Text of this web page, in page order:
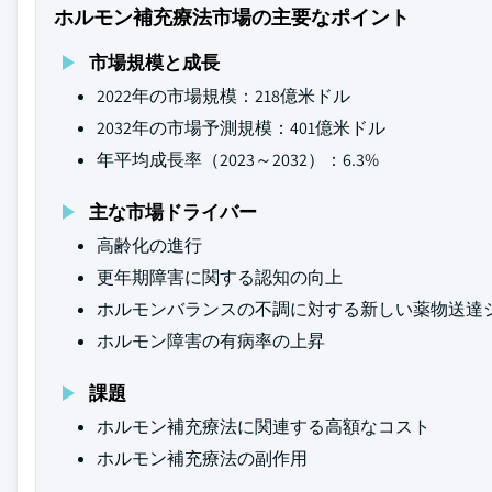
ホルモン補充療法市場の主要なポイント
市場規模と成長
2022年の市場規模：218億米ドル
2032年の市場予測規模：401億米ドル
年平均成長率（2023～2032）：6.3%
主な市場ドライバー
高齢化の進行
更年期障害に関する認知の向上
ホルモンバランスの不調に対する新しい薬物送達
ホルモン障害の有病率の上昇
課題
ホルモン補充療法に関連する高額なコスト
ホルモン補充療法の副作用